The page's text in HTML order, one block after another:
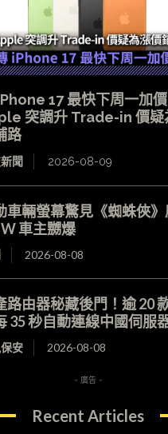
17 最快下周一加價
突調升 Trade-in 價疑
路
聞 2026-08-09
車輛螢幕驚見《蜘蛛俠
車主嬲爆
2026-08-08
路由器秘藏後門！逾 20
35 秒自動連線中國伺服
安 2026-08-08
- 廣告 -
Recent Articles